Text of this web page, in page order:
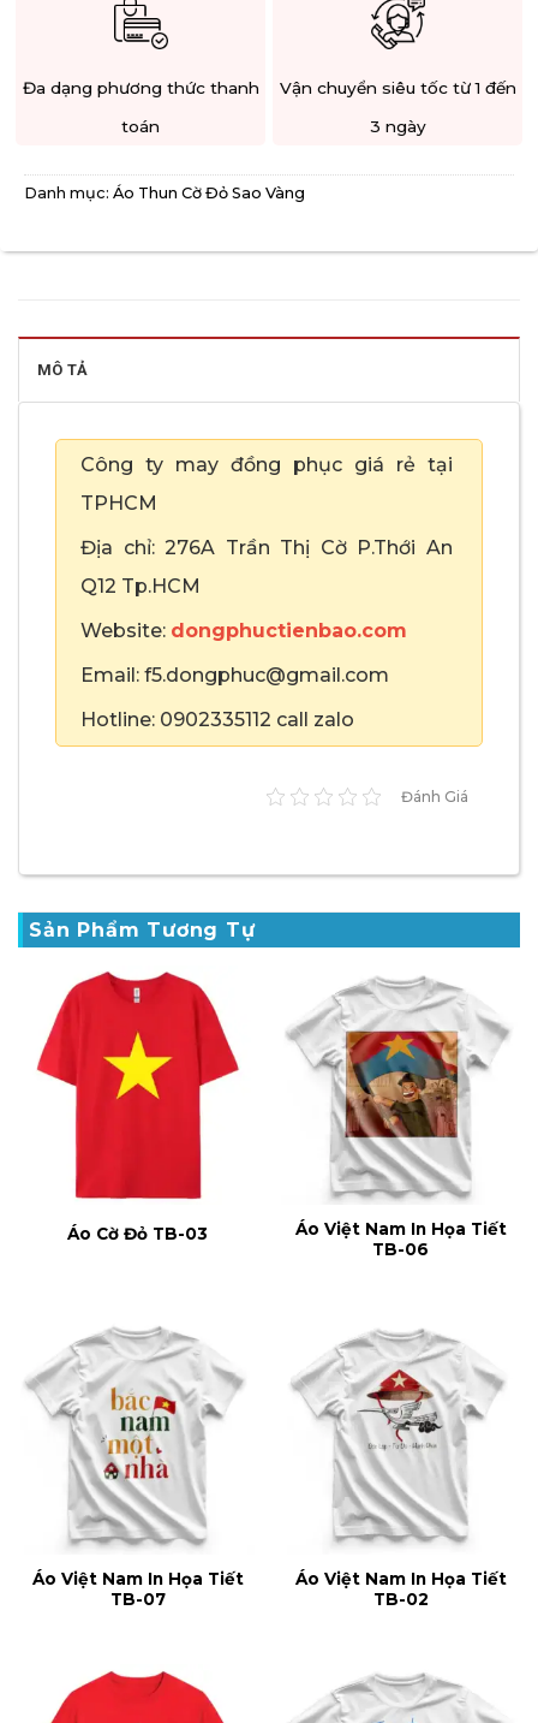
Đa dạng phương thức thanh
toán
Vận chuyển siêu tốc từ 1 đến
3 ngày
Danh mục: Áo Thun Cờ Đỏ Sao Vàng
MÔ TẢ
Công ty may đồng phục giá rẻ tại
TPHCM
Địa chỉ: 276A Trần Thị Cờ P.Thới An
Q12 Tp.HCM
Website: dongphuctienbao.com
Email: f5.dongphuc@gmail.com
Hotline: 0902335112 call zalo
Đánh Giá
Sản Phẩm Tương Tự
Áo Cờ Đỏ TB-03
Áo Việt Nam In Họa Tiết
TB-06
Áo Việt Nam In Họa Tiết
TB-07
Áo Việt Nam In Họa Tiết
TB-02